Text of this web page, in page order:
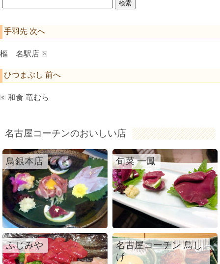
手羽先 次へ
樞 名駅店
ひつまぶし 前へ
和食 竜むら
名古屋コーチンのおいしい店
鳥銀本店 旬菜 一鳳
ふじみや
名古屋コーチン 鳥し
げ